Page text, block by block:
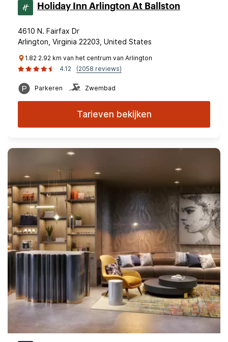
Holiday Inn Arlington At Ballston
4610 N. Fairfax Dr
Arlington, Virginia 22203, United States
1.82 2.92 km van het centrum van Arlington
4.12
(2058 reviews)
Parkeren Zwembad
Tarieven bekijken